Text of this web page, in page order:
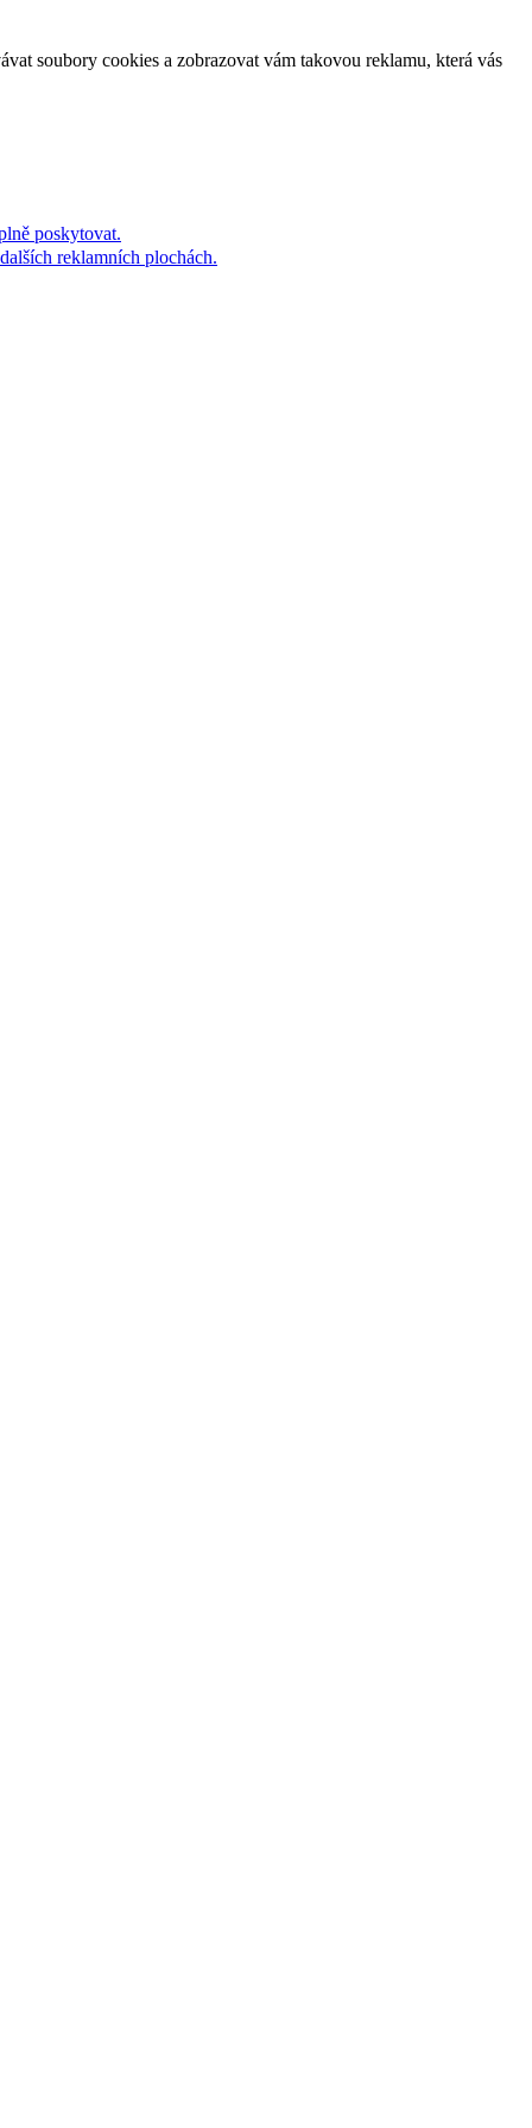
soubory cookies a zobrazovat vám takovou reklamu, která vás
poskytovat.
reklamních plochách.